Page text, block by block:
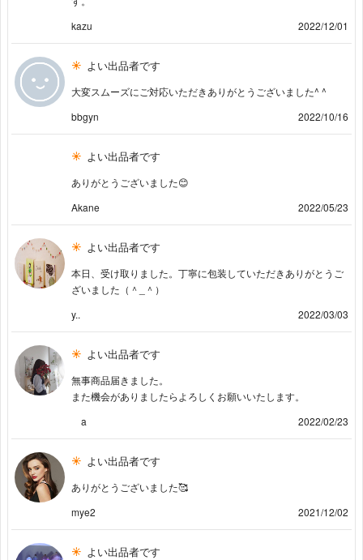
kazu
2022/12/01
よい出品者です
大変スムーズにご対応いただきありがとうございました^ ^
bbgyn
2022/10/16
よい出品者です
ありがとうございました😊
Akane
2022/05/23
よい出品者です
本日、受け取りました。丁寧に包装していただきありがとうご
ざいました（＾_＾）
y..
2022/03/03
よい出品者です
無事商品届きました。
また機会がありましたらよろしくお願いいたします。
a
2022/02/23
よい出品者です
ありがとうございました🥰
mye2
2021/12/02
よい出品者です